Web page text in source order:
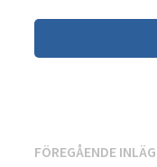
FÖREGÅENDE